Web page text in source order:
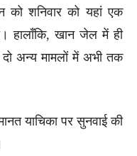
को शनिवार को यहां एक
हालाँकि, खान जेल में ही
अन्य मामलों में अभी तक
याचिका पर सुनवाई की